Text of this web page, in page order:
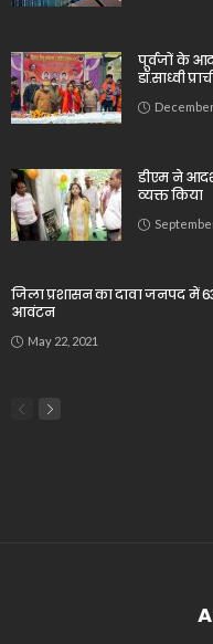
पूर्वजों के
डॉ.साध्वी
डीएम ने
व्यक्त किया
जिला प्रशासन का दावा जनपद में
आवंटन
May 22, 2021